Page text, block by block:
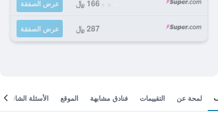
166 ﷼ عرض الصفقة
287 ﷼ عرض الصفقة
لمحة عن التقييمات فنادق مشابهة الموقع الأسئلة الشائعة